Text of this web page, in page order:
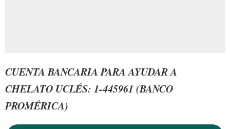
CUENTA BANCARIA PARA AYUDAR A
CHELATO UCLÉS: 1-445961 (BANCO
PROMÉRICA)